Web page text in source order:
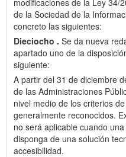
modificaciones de la Ley 34/
de la Sociedad de la
concreto las siguientes:
Dieciocho . Se da nueva
apartado uno de la
siguiente:
A partir del 31 de diciembre
de las Administraciones
nivel medio de los criterios
generalmente reconocidos.
no será aplicable cuando
disponga de una solución
accesibilidad.